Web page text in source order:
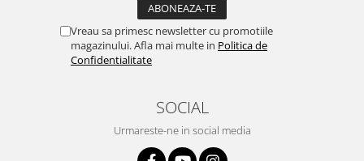
Vreau sa primesc newsletter cu promotiile
magazinului. Afla mai multe in Politica de
Confidentialitate
SOCIAL
Urmareste-ne in social media